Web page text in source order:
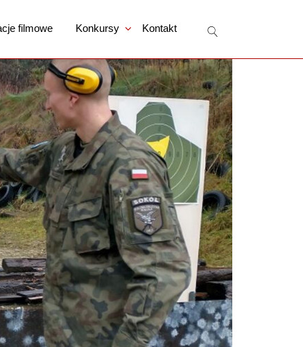
filmowe Konkursy Kontakt